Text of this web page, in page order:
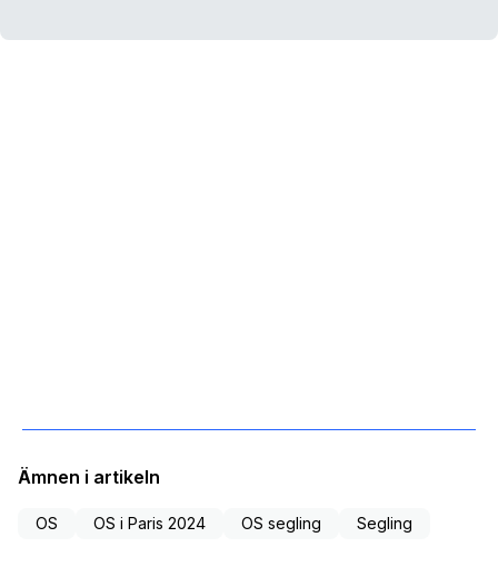
Ämnen i artikeln
OS OS i Paris 2024 OS segling Segling